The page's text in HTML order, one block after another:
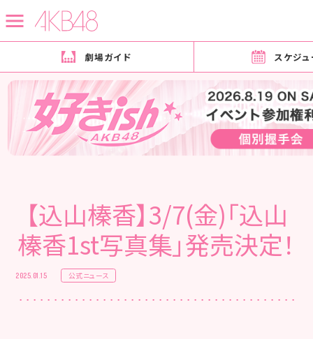
劇場ガイド スケジ
トップ ニュース ニュース詳細
【込山榛香】3/7(金)「込山
榛香1st写真集」発売決定！
2025.01.15 公式ニュース